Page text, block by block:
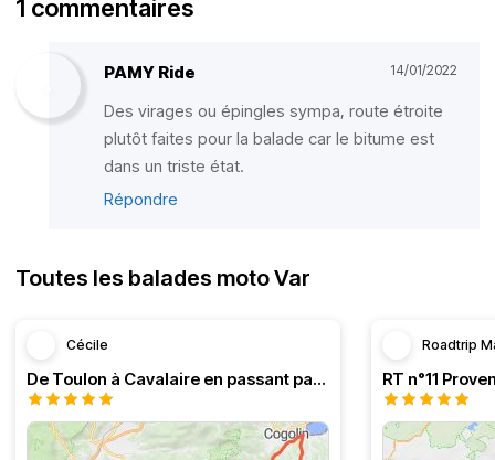
1 commentaires
PAMY Ride 14/01/2022
Des virages ou épingles sympa, route étroite
plutôt faites pour la balade car le bitume est
dans un triste état.
Répondre
Toutes les balades moto Var
Cécile
De Toulon à Cavalaire en passant par la côte
Roadtrip